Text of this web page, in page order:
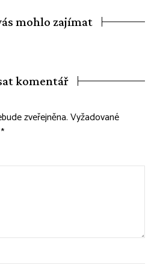
mohlo zajímat
komentář
zveřejněna.Vyžadované
*